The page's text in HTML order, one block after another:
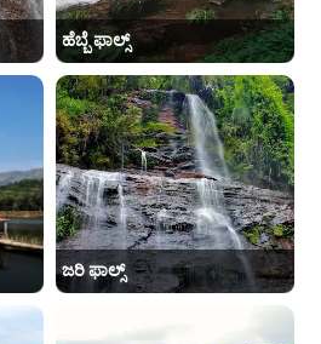
ಹೆಬ್ಬೆ ಫಾಲ್ಸ್
ಜರಿ ಫಾಲ್ಸ್